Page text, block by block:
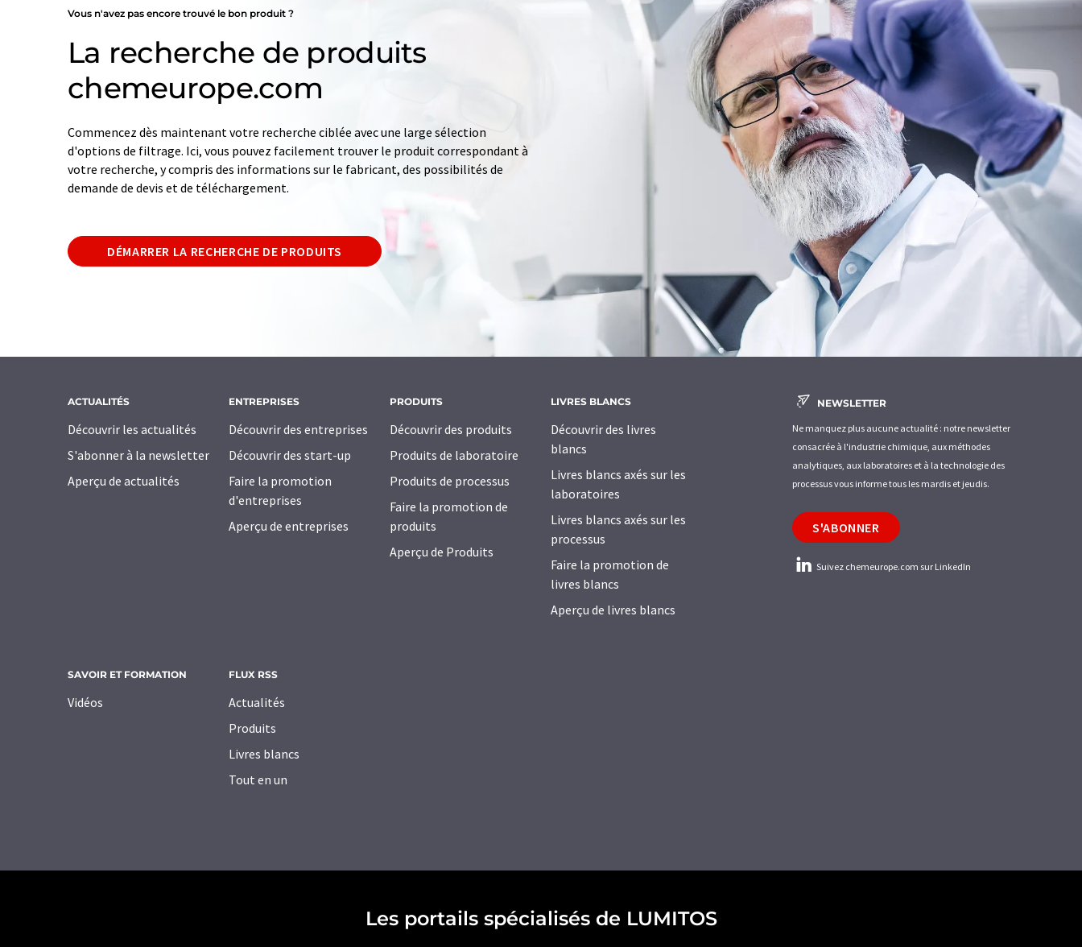
Vous n'avez pas encore trouvé le bon produit ?
La recherche de produits
chemeurope.com
Commencez dès maintenant votre recherche ciblée avec une large sélection
d'options de filtrage. Ici, vous pouvez facilement trouver le produit correspondant à
votre recherche, y compris des informations sur le fabricant, des possibilités de
demande de devis et de téléchargement.
DÉMARRER LA RECHERCHE DE PRODUITS
ACTUALITÉS
Découvrir les actualités
S'abonner à la newsletter
Aperçu de actualités
ENTREPRISES
Découvrir des entreprises
Découvrir des start-up
Faire la promotion
d'entreprises
Aperçu de entreprises
PRODUITS
Découvrir des produits
Produits de laboratoire
Produits de processus
Faire la promotion de
produits
Aperçu de Produits
LIVRES BLANCS
Découvrir des livres
blancs
Livres blancs axés sur les
laboratoires
Livres blancs axés sur les
processus
Faire la promotion de
livres blancs
Aperçu de livres blancs
SAVOIR ET FORMATION
Vidéos
FLUX RSS
Actualités
Produits
Livres blancs
Tout en un
NEWSLETTER
Ne manquez plus aucune actualité : notre newsletter
consacrée à l'industrie chimique, aux méthodes
analytiques, aux laboratoires et à la technologie des
processus vous informe tous les mardis et jeudis.
S'ABONNER
Suivez chemeurope.com sur LinkedIn
Les portails spécialisés de LUMITOS